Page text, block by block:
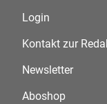
Login
Kontakt zur
Newsletter
Aboshop